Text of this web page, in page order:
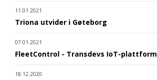
11.01.2021
Triona utvider i Gøteborg
07.01.2021
FleetControl - Transdevs IoT-plattform
18.12.2020